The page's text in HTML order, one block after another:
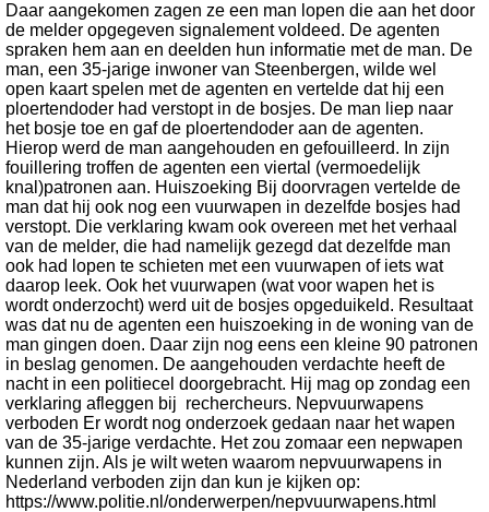
Daar aangekomen zagen ze een man lopen die aan het door
de melder opgegeven signalement voldeed. De agenten
spraken hem aan en deelden hun informatie met de man. De
man, een 35-jarige inwoner van Steenbergen, wilde wel
open kaart spelen met de agenten en vertelde dat hij een
ploertendoder had verstopt in de bosjes. De man liep naar
het bosje toe en gaf de ploertendoder aan de agenten.
Hierop werd de man aangehouden en gefouilleerd. In zijn
fouillering troffen de agenten een viertal (vermoedelijk
knal)patronen aan. Huiszoeking Bij doorvragen vertelde de
man dat hij ook nog een vuurwapen in dezelfde bosjes had
verstopt. Die verklaring kwam ook overeen met het verhaal
van de melder, die had namelijk gezegd dat dezelfde man
ook had lopen te schieten met een vuurwapen of iets wat
daarop leek. Ook het vuurwapen (wat voor wapen het is
wordt onderzocht) werd uit de bosjes opgeduikeld. Resultaat
was dat nu de agenten een huiszoeking in de woning van de
man gingen doen. Daar zijn nog eens een kleine 90 patronen
in beslag genomen. De aangehouden verdachte heeft de
nacht in een politiecel doorgebracht. Hij mag op zondag een
verklaring afleggen bij rechercheurs. Nepvuurwapens
verboden Er wordt nog onderzoek gedaan naar het wapen
van de 35-jarige verdachte. Het zou zomaar een nepwapen
kunnen zijn. Als je wilt weten waarom nepvuurwapens in
Nederland verboden zijn dan kun je kijken op:
https://www.politie.nl/onderwerpen/nepvuurwapens.html